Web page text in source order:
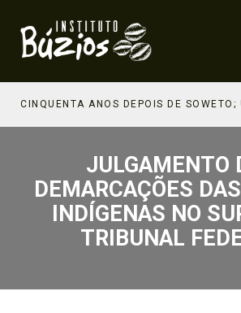
JULGAMENTO
DEMARCAÇÕES
INDÍGENAS NO
TRIBUNAL